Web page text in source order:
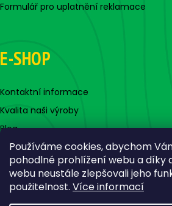
Používáme cookies, abychom
pohodlné prohlížení webu a díky
webu neustále zlepšovali jeho
použitelnost. Více informací
Formulář pro uplatnění reklamace
E-SHOP
Kontaktní informace
Kvalita naši výroby
Blog